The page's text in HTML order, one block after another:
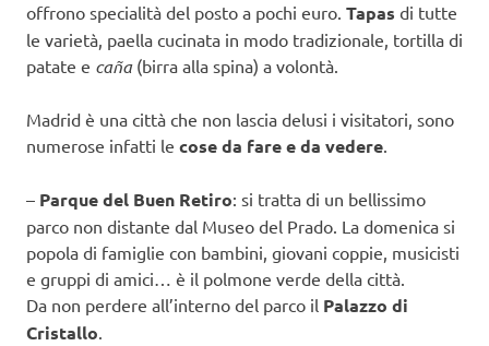
offrono specialità del posto a pochi euro. Tapas di tutte
le varietà, paella cucinata in modo tradizionale, tortilla di
patate e caña(birra alla spina) a volontà.
Madrid è una città che non lascia delusi i visitatori, sono
numerose infatti le cose da fare e da vedere.
– Parque del Buen Retiro: si tratta di un bellissimo
parco non distante dal Museo del Prado. La domenica si
popola di famiglie con bambini, giovani coppie, musicisti
e gruppi di amici… è il polmone verde della città.
Da non perdere all’interno del parco il Palazzo di
Cristallo.